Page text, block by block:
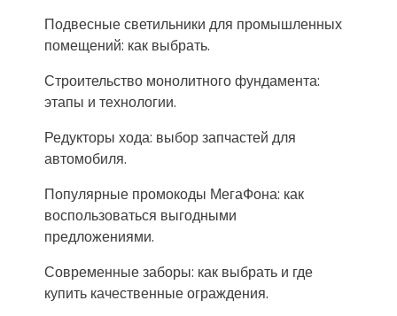
Подвесные светильники для промышленных
помещений: как выбрать.
Строительство монолитного фундамента:
этапы и технологии.
Редукторы хода: выбор запчастей для
автомобиля.
Популярные промокоды МегаФона: как
воспользоваться выгодными
предложениями.
Современные заборы: как выбрать и где
купить качественные ограждения.